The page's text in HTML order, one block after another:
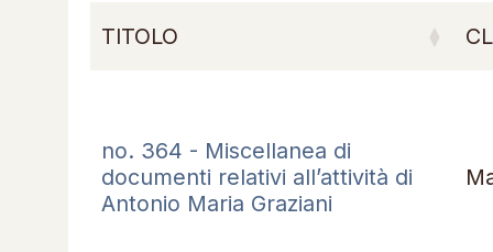
TITOLO
no. 364 - Miscellanea di
documenti relativi all’attività di
Antonio Maria Graziani